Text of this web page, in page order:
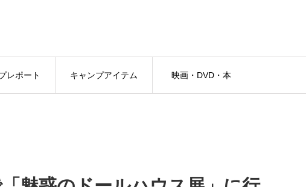
レポート キャンプアイテム 映画・DVD・本